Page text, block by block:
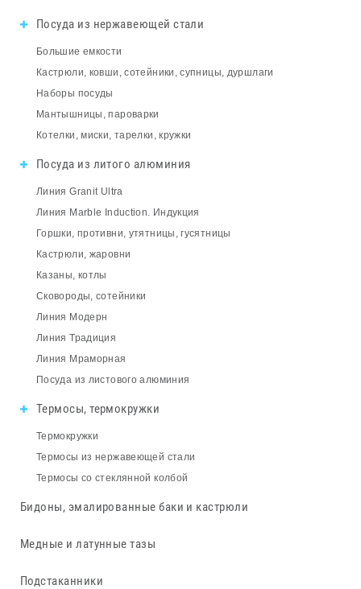
Посуда из нержавеющей стали
Большие емкости
Кастрюли, ковши, сотейники, супницы, дуршлаги
Наборы посуды
Мантышницы, пароварки
Котелки, миски, тарелки, кружки
Посуда из литого алюминия
Линия Granit Ultra
Линия Marble Induction. Индукция
Горшки, противни, утятницы, гусятницы
Кастрюли, жаровни
Казаны, котлы
Сковороды, сотейники
Линия Модерн
Линия Традиция
Линия Мраморная
Посуда из листового алюминия
Термосы, термокружки
Термокружки
Термосы из нержавеющей стали
Термосы со стеклянной колбой
Бидоны, эмалированные баки и кастрюли
Медные и латунные тазы
Подстаканники